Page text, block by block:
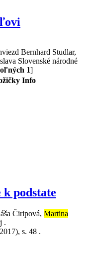
Bernhard Studlar,
Slovenské národné
1]
Info
podstate
Čiripová, Martina
.
s. 48 .